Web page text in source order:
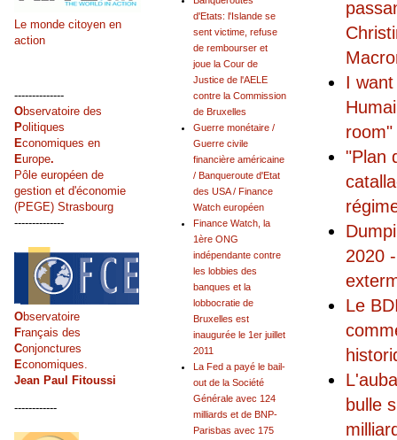
I
"Plan
2020
Le
bulle
d'Etats: l'Islande se
sent victime, refuse
de rembourser et
joue la Cour de
Justice de l'AELE
contre la Commission
de Bruxelles
Guerre monétaire /
Guerre civile
financière américaine
/ Banqueroute d'Etat
des USA / Finance
Watch européen
Finance Watch, la
1ère ONG
indépendante contre
les lobbies des
banques et la
lobbocratie de
Bruxelles est
inaugurée le 1er juillet
2011
La Fed a payé le bail-
out de la Société
Générale avec 124
milliards et de BNP-
Parisbas avec 175
Le monde citoyen en
action
--------------
Observatoire des
Politiques
Economiques en
Europe.
Pôle européen de
gestion et d'économie
(PEGE) Strasbourg
--------------
Observatoire
Français des
Conjonctures
Economiques.
Jean Paul Fitoussi
------------